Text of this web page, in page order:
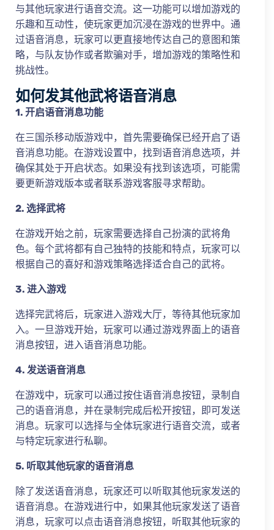
与其他玩家进行语音交流。这一功能可以增加游戏的
乐趣和互动性，使玩家更加沉浸在游戏的世界中。通
过语音消息，玩家可以更直接地传达自己的意图和策
略，与队友协作或者欺骗对手，增加游戏的策略性和
挑战性。
如何发其他武将语音消息
1. 开启语音消息功能
在三国杀移动版游戏中，首先需要确保已经开启了语
音消息功能。在游戏设置中，找到语音消息选项，并
确保其处于开启状态。如果没有找到该选项，可能需
要更新游戏版本或者联系游戏客服寻求帮助。
2. 选择武将
在游戏开始之前，玩家需要选择自己扮演的武将角
色。每个武将都有自己独特的技能和特点，玩家可以
根据自己的喜好和游戏策略选择适合自己的武将。
3. 进入游戏
选择完武将后，玩家进入游戏大厅，等待其他玩家加
入。一旦游戏开始，玩家可以通过游戏界面上的语音
消息按钮，进入语音消息功能。
4. 发送语音消息
在游戏中，玩家可以通过按住语音消息按钮，录制自
己的语音消息，并在录制完成后松开按钮，即可发送
消息。玩家可以选择与全体玩家进行语音交流，或者
与特定玩家进行私聊。
5. 听取其他玩家的语音消息
除了发送语音消息，玩家还可以听取其他玩家发送的
语音消息。在游戏进行中，如果其他玩家发送了语音
消息，玩家可以点击语音消息按钮，听取其他玩家的